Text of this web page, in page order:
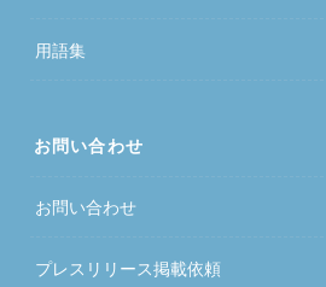
用語集
お問い合わせ
お問い合わせ
プレスリリース掲載依頼